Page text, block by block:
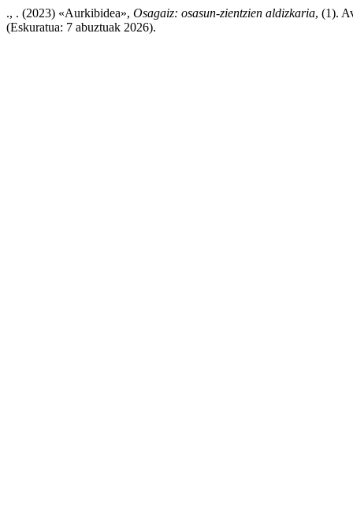
., . (2023) «Aurkibidea», Osagaiz: osasun-zientzien aldizkaria, (1).
(Eskuratua: 7 abuztuak 2026).